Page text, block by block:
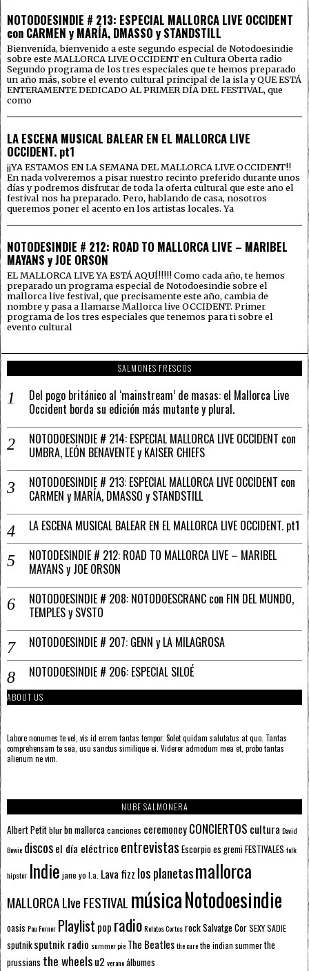
NOTODOESINDIE # 213: ESPECIAL MALLORCA LIVE OCCIDENT
con CARMEN y MARÍA, DMASSO y STANDSTILL
Bienvenida, bienvenido a este segundo especial de Notodoesindie
sobre este MALLORCA LIVE OCCIDENT en Cultura Oberta radio
Segundo programa de los tres especiales que te hemos preparado
un año más, sobre el evento cultural principal de la isla y QUE ESTÁ
ENTERAMENTE DEDICADO AL PRIMER DÍA DEL FESTIVAL, que
como
LA ESCENA MUSICAL BALEAR EN EL MALLORCA LIVE
OCCIDENT. pt1
¡¡YA ESTAMOS EN LA SEMANA DEL MALLORCA LIVE OCCIDENT!!
En nada volveremos a pisar nuestro recinto preferido durante unos
días y podremos disfrutar de toda la oferta cultural que este año el
festival nos ha preparado. Pero, hablando de casa, nosotros
queremos poner el acento en los artistas locales. Ya
NOTODESINDIE # 212: ROAD TO MALLORCA LIVE – MARIBEL
MAYANS y JOE ORSON
EL MALLORCA LIVE YA ESTÁ AQUÍ!!!!! Como cada año, te hemos
preparado un programa especial de Notodoesindie sobre el
mallorca live festival, que precisamente este año, cambia de
nombre y pasa a llamarse Mallorca live OCCIDENT. Primer
programa de los tres especiales que tenemos para ti sobre el
evento cultural
SALMONES FRESCOS
Del pogo británico al ‘mainstream’ de masas: el Mallorca Live
Occident borda su edición más mutante y plural.
NOTODOESINDIE # 214: ESPECIAL MALLORCA LIVE OCCIDENT con
UMBRA, LEÓN BENAVENTE y KAISER CHIEFS
NOTODOESINDIE # 213: ESPECIAL MALLORCA LIVE OCCIDENT con
CARMEN y MARÍA, DMASSO y STANDSTILL
LA ESCENA MUSICAL BALEAR EN EL MALLORCA LIVE OCCIDENT. pt1
NOTODESINDIE # 212: ROAD TO MALLORCA LIVE – MARIBEL
MAYANS y JOE ORSON
NOTODOESINDIE # 208: NOTODOESCRANC con FIN DEL MUNDO,
TEMPLES y SVSTO
NOTODOESINDIE # 207: GENN y LA MILAGROSA
NOTODOESINDIE # 206: ESPECIAL SILOÉ
ABOUT US
Labore nonumes te vel, vis id errem tantas tempor. Solet quidam salutatus at quo. Tantas
comprehensam te sea, usu sanctus similique ei. Viderer admodum mea et, probo tantas
alienum ne vim.
NUBE SALMONERA
Albert Petitblurbn mallorcacanciones ceremoneyCONCIERTOS cultura David
Bowie discosel día eléctrico entrevistas Escorpioes gremiFESTIVALES folk
hipster Indie jane yo l.a. Lava fizz los planetasmallorca
MALLORCA LIve FESTIVAL músicaNotodoesindie
oasis Pau Forner Playlist pop radioRelatos CortosrockSalvatge CorSEXY SADIE
sputnik sputnik radio summer pie The Beatlesthe curethe indian summerthe
prussians the wheelsu2 veranoálbumes